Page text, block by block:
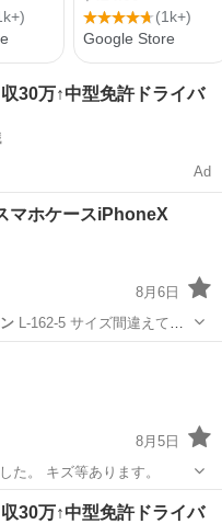
30万↑中型免許ドライバ
Ad
マホケースiPhoneX
8月6日
L-162-5 サイズ間違えて
8月5日
た。 キズ等あります。
30万↑中型免許ドライバ